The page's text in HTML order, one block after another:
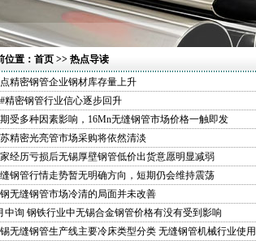
不锈钢管
位置： 首页 >> 热点导读
精密钢管企业钢材库存量上升
精密钢管行业信心逐步回升
受多种因素影响，16Mn无缝钢管市场价格一触即发
精密光亮管市场采购将依然清淡
经历亏损后无锡厚壁钢管低价出货意愿明显减弱
钢管行情走势暂无明确方向，短期仍会维持震荡
无缝钢管市场冷清的局面并未改善
中询 钢铁行业中无锡合金钢管价格有没有受到影响
无缝钢管生产线主要冷床类型分类 无缝钢管机械行业使用